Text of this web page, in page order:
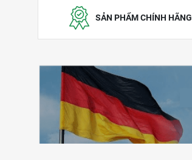
SẢN PHẨM CHÍNH HÃNG